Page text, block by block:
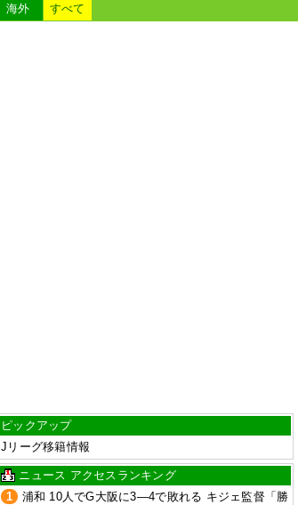
海外 すべて
ピックアップ
Jリーグ移籍情報
ニュース アクセスランキング
1
浦和 10人でG大阪に3―4で敗れる キジェ監督「勝